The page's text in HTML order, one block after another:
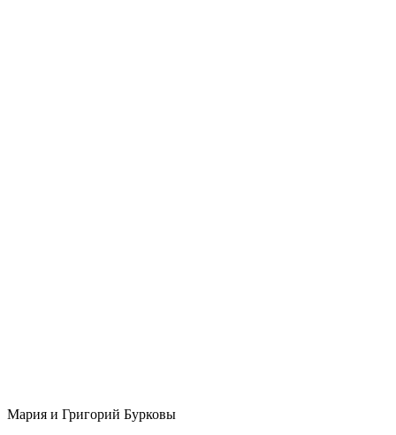
Мария и Григорий Бурковы